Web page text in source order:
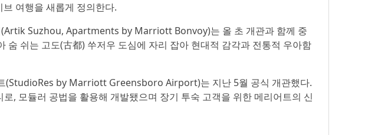
여행을 새롭게 정의한다.
(Artik Suzhou, Apartments by Marriott Bonvoy)는 올 초 개관과 함께 중
숨 쉬는 고도(古都) 쑤저우 도심에 자리 잡아 현대적 감각과 전통적 우아함
(StudioRes by Marriott Greensboro Airport)는 지난 5월 공식 개관했다.
, 모듈러 공법을 활용해 개발됐으며 장기 투숙 고객을 위한 메리어트의 신